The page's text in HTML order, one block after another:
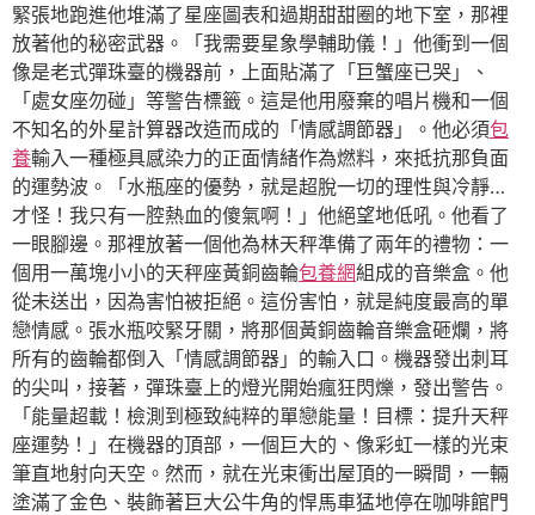
緊張地跑進他堆滿了星座圖表和過期甜甜圈的地下室，那裡
放著他的秘密武器。「我需要星象學輔助儀！」他衝到一個
像是老式彈珠臺的機器前，上面貼滿了「巨蟹座已哭」、
「處女座勿碰」等警告標籤。這是他用廢棄的唱片機和一個
不知名的外星計算器改造而成的「情感調節器」。他必須包
養輸入一種極具感染力的正面情緒作為燃料，來抵抗那負面
的運勢波。「水瓶座的優勢，就是超脫一切的理性與冷靜…
才怪！我只有一腔熱血的傻氣啊！」他絕望地低吼。他看了
一眼腳邊。那裡放著一個他為林天秤準備了兩年的禮物：一
個用一萬塊小小的天秤座黃銅齒輪包養網組成的音樂盒。他
從未送出，因為害怕被拒絕。這份害怕，就是純度最高的單
戀情感。張水瓶咬緊牙關，將那個黃銅齒輪音樂盒砸爛，將
所有的齒輪都倒入「情感調節器」的輸入口。機器發出刺耳
的尖叫，接著，彈珠臺上的燈光開始瘋狂閃爍，發出警告。
「能量超載！檢測到極致純粹的單戀能量！目標：提升天秤
座運勢！」在機器的頂部，一個巨大的、像彩虹一樣的光束
筆直地射向天空。然而，就在光束衝出屋頂的一瞬間，一輛
塗滿了金色、裝飾著巨大公牛角的悍馬車猛地停在咖啡館門